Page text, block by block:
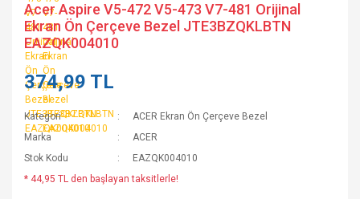
Acer Aspire V5-472 V5-473 V7-481 Orijinal
Ekran Ön Çerçeve Bezel JTE3BZQKLBTN
EAZQK004010
374,99 TL
Kategori
ACER Ekran Ön Çerçeve Bezel
Marka
ACER
Stok Kodu
EAZQK004010
* 44,95 TL den başlayan taksitlerle!